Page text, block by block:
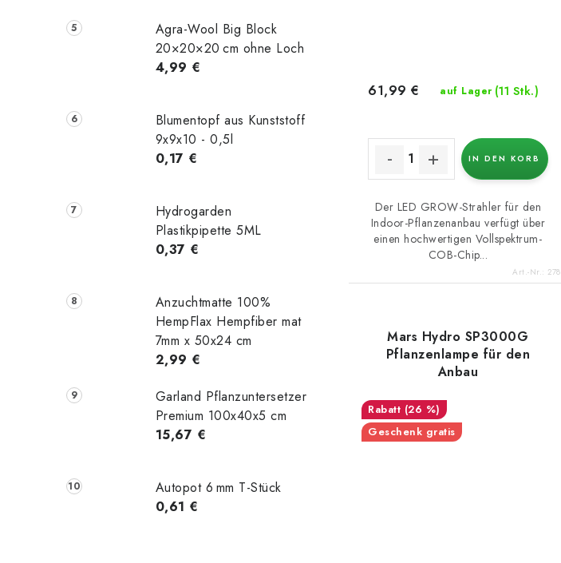
Agra-Wool Big Block
20×20×20 cm ohne Loch
4,99 €
Blumentopf aus Kunststoff
9x9x10 - 0,5l
0,17 €
Hydrogarden
Plastikpipette 5ML
0,37 €
Anzuchtmatte 100%
HempFlax Hempfiber mat
7mm x 50x24 cm
2,99 €
Garland Pflanzuntersetzer
Premium 100x40x5 cm
15,67 €
Autopot 6 mm T-Stück
0,61 €
auf Lager (11 Stk.)
61,99 €
IN DEN KORB
Der LED GROW-Strahler für den
Indoor-Pflanzenanbau verfügt über
einen hochwertigen Vollspektrum-
COB-Chip...
Art.-Nr.: 278
Mars Hydro SP3000G
Pflanzenlampe für den
Anbau
(26 %)
Geschenk gratis